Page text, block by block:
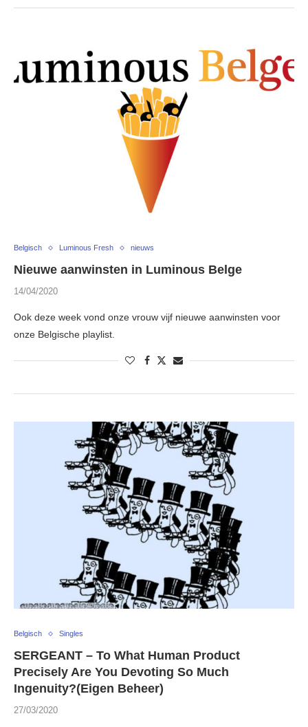
Belgisch Luminous Fresh nieuws
Nieuwe aanwinsten in Luminous Belge
14/04/2020
Ook deze week vond onze vrouw vijf nieuwe aanwinsten voor
onze Belgische playlist.
Belgisch Singles
SERGEANT – To What Human Product
Precisely Are You Devoting So Much
Ingenuity?(Eigen Beheer)
27/03/2020